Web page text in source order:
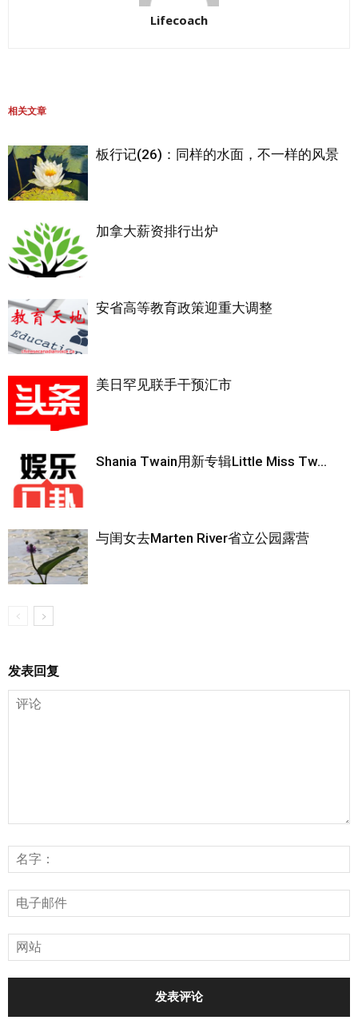
Lifecoach
相关文章
板行记(26)：同样的水面，不一样的风景
加拿大薪资排行出炉
安省高等教育政策迎重大调整
美日罕见联手干预汇市
Shania Twain用新专辑Little Miss Tw...
与闺女去Marten River省立公园露营
发表回复